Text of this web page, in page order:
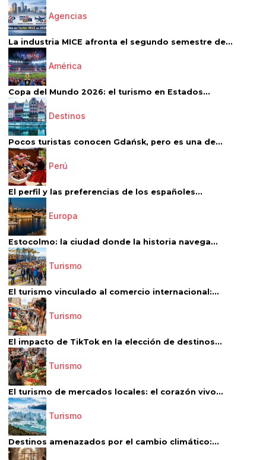
Agencias
La industria MICE afronta el segundo semestre de...
América
Copa del Mundo 2026: el turismo en Estados...
Destinos
Pocos turistas conocen Gdańsk, pero es una de...
Perú
El perfil y las preferencias de los españoles...
Europa
Estocolmo: la ciudad donde la historia navega...
Turismo
El turismo vinculado al comercio internacional:...
Turismo
El impacto de TikTok en la elección de destinos...
Turismo
El turismo de mercados locales: el corazón vivo...
Turismo
Destinos amenazados por el cambio climático:...